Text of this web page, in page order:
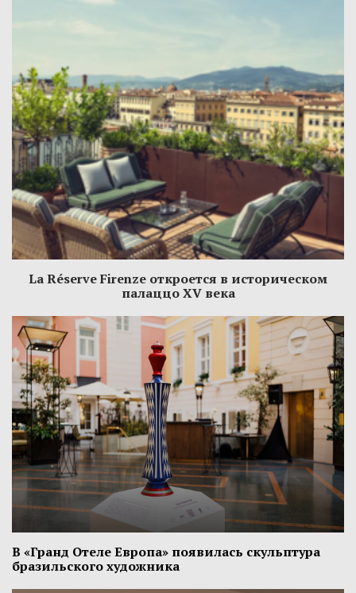
La Réserve Firenze откроется в историческом
палаццо XV века
В «Гранд Отеле Европа» появилась скульптура
бразильского художника